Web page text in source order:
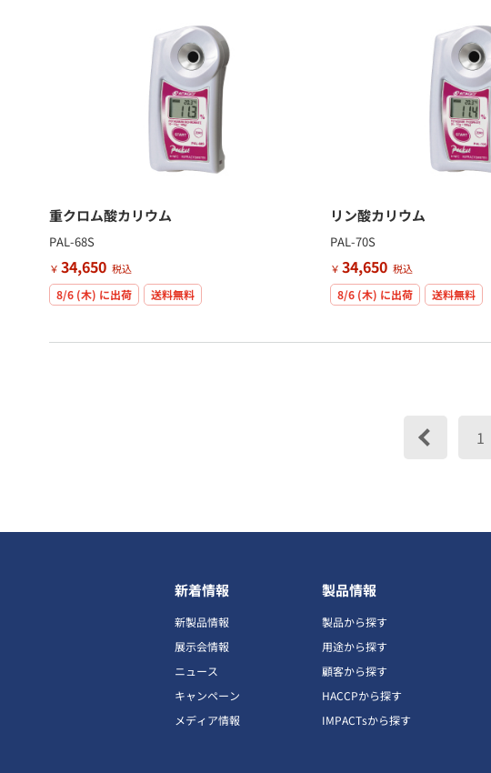
重クロム酸カリウム
PAL-68S
￥ 34,650 税込
8/6 (木) に出荷 送料無料
リン酸カリウム
PAL-70S
￥ 34,650 税込
8/6 (木) に出荷 送料無料
1
新着情報
新製品情報
展示会情報
ニュース
キャンペーン
メディア情報
製品情報
製品から探す
用途から探す
顧客から探す
HACCPから探す
IMPACTsから探す